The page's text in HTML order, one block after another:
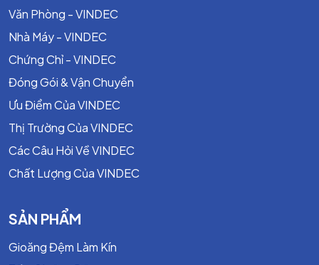
Văn Phòng - VINDEC
Nhà Máy - VINDEC
Chứng Chỉ - VINDEC
Đóng Gói & Vận Chuyển
Ưu Điểm Của VINDEC
Thị Trường Của VINDEC
Các Câu Hỏi Về VINDEC
Chất Lượng Của VINDEC
SẢN PHẨM
Gioăng Đệm Làm Kín